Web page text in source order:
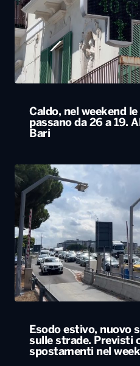
Caldo, nel weekend
passano da 26 a 19.
Bari
Esodo estivo, nuovo
sulle strade. Previsti
spostamenti nel